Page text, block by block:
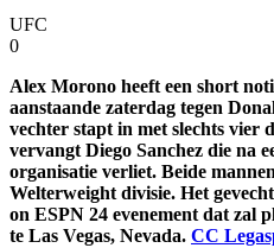
UFC
0
Alex Morono heeft een short
aanstaande zaterdag tegen
vechter stapt in met slechts vier
vervangt Diego Sanchez die na
organisatie verliet. Beide
Welterweight divisie. Het
on ESPN 24 evenement dat zal
te Las Vegas, Nevada. CC